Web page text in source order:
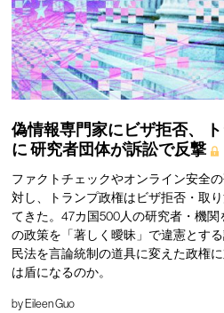
偽情報専門家にビザ拒否、
に研究者団体が訴訟で反撃
ファクトチェックやオンライン安全
対し、トランプ政権はビザ拒否・取
てきた。47カ国500人の研究者・機関
の政策を「著しく曖昧」で違憲とす
民法を言論統制の道具に変えた政権
は盾になるのか。
byEileen Guo